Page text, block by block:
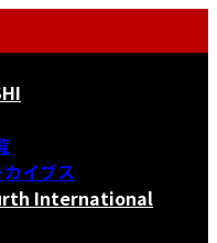
イブス
International